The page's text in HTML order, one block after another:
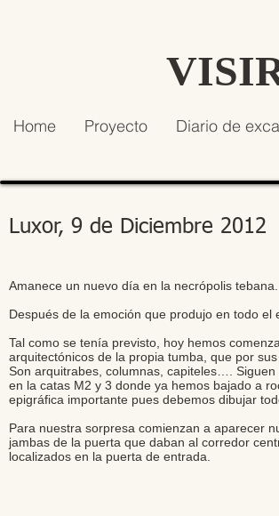
Home Proyecto Diario de
Luxor, 9 de Diciembre 2012
Amanece un nuevo día en la necrópolis tebana.
Después de la emoción que produjo en todo
Tal como se tenía previsto, hoy hemos
arquitectónicos de la propia tumba, que por
Son arquitrabes, columnas, capiteles….
en la catas M2 y 3 donde ya hemos bajado a
epigráfica importante pues debemos dibujar
Para nuestra sorpresa comienzan a aparecer
jambas de la puerta que daban al corredor
localizados en la puerta de entrada.